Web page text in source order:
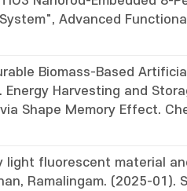
Advanced
Biomass-Based
Harvesting and
Shape Memory Effect.
fluorescent material
Ramalingam. (2025-01).